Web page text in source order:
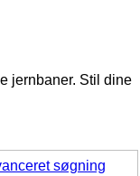
jernbaner. Stil dine
søgning